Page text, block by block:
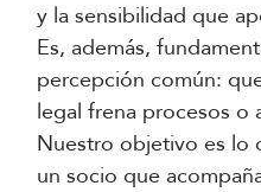
y la sensibilidad que
Es, además,
percepción común:
legal frena procesos o
Nuestro objetivo es lo
un socio que